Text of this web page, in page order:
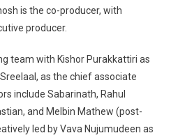
is the co-producer, with
producer.
team with Kishor Purakkattiri as
as the chief associate
include Sabarinath, Rahul
and Melbin Mathew (post-
led by Vava Nujumudeen as